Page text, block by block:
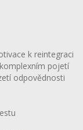
k reintegraci
pojetí
odpovědnosti